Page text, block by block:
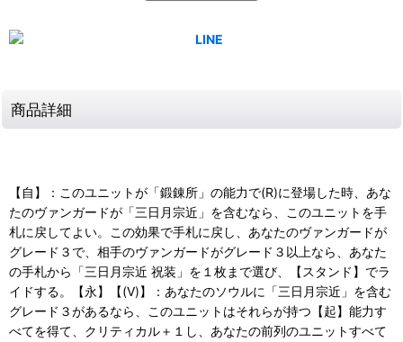
商品詳細
【自】：このユニットが「鍛錬所」の能力で(R)に登場した時、あな
たのヴァンガードが「三日月宗近」を含むなら、このユニットを手
札に戻してよい。この効果で手札に戻し、あなたのヴァンガードが
グレード３で、相手のヴァンガードがグレード３以上なら、あなた
の手札から「三日月宗近 祝装」を１枚まで選び、【スタンド】でラ
イドする。【永】【(V)】：あなたのソウルに「三日月宗近」を含む
グレード３があるなら、このユニットはそれらが持つ【起】能力す
べてを得て、クリティカル＋１し、あなたの前列のユニットすべて